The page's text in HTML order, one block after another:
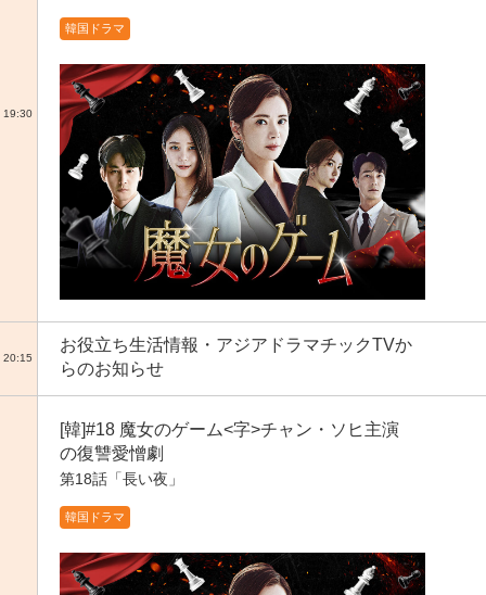
19:30
韓国ドラマ
20:15
お役立ち生活情報・アジアドラマチックTVか
らのお知らせ
[韓]#18 魔女のゲーム<字>チャン・ソヒ主演
の復讐愛憎劇
第18話「長い夜」
韓国ドラマ